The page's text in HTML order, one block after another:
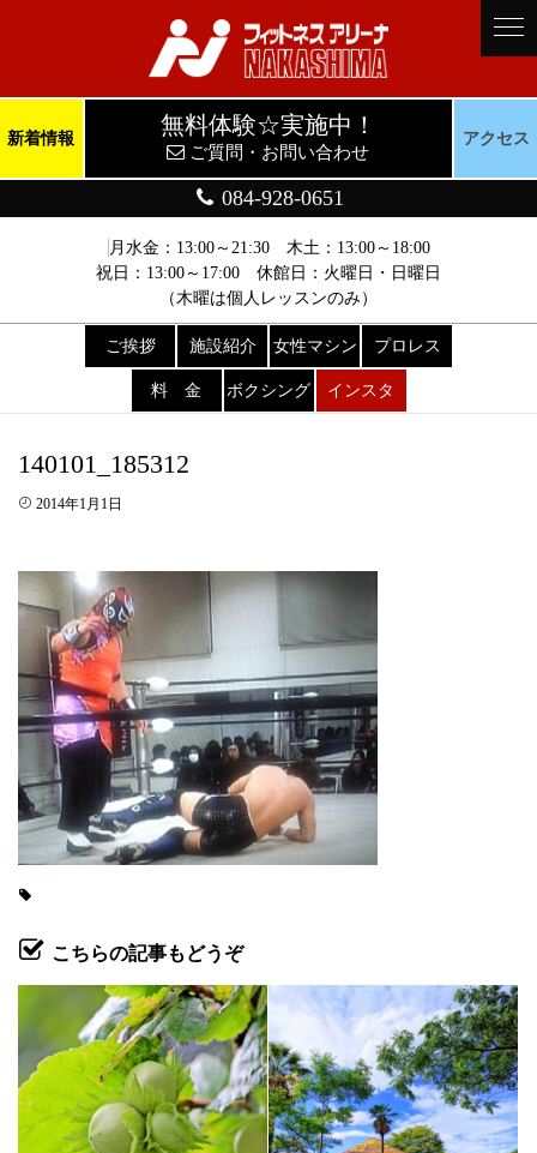
月水金：13:00～21:30 木土：13:00～18:00
祝日：13:00～17:00 休館日：火曜日・日曜日
（木曜は個人レッスンのみ）
084-928-0651
新着情報
無料体験☆実施中！
ご質問・お問い合わせ
アクセス
ご挨拶 施設紹介 女性マシン プロレス
料 金 ボクシング インスタ
140101_185312
2014年1月1日
こちらの記事もどうぞ